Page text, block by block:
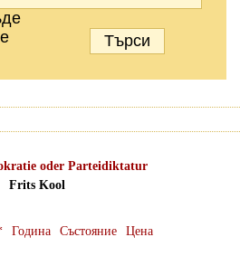
oder Parteidiktatur
Frits Kool
Година Състояние Цена